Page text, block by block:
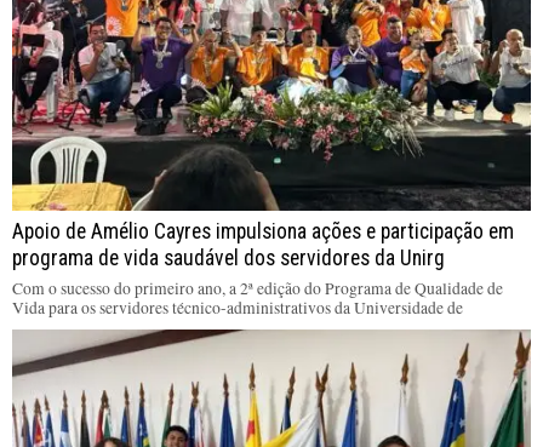
Apoio de Amélio Cayres impulsiona ações e participação em
programa de vida saudável dos servidores da Unirg
Com o sucesso do primeiro ano, a 2ª edição do Programa de Qualidade de
Vida para os servidores técnico-administrativos da Universidade de